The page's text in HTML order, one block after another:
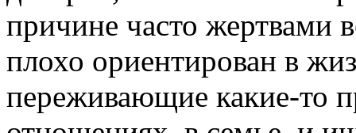
причине часто жертвами
плохо ориентирован в
переживающие какие-то